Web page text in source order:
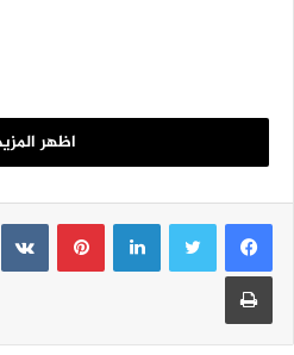
اظهر
لينكدإن
طباعة